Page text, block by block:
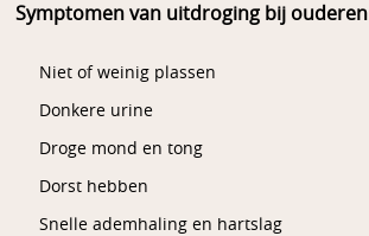
Symptomen van uitdroging bij ouderen
Niet of weinig plassen
Donkere urine
Droge mond en tong
Dorst hebben
Snelle ademhaling en hartslag